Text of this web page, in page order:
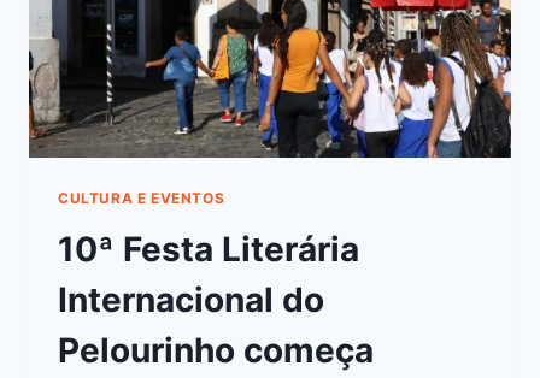
CULTURA E EVENTOS
10ª Festa Literária
Internacional do
Pelourinho começa